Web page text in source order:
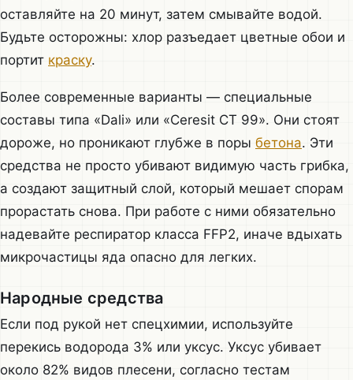
оставляйте на 20 минут, затем смывайте водой.
Будьте осторожны: хлор разъедает цветные обои и
портит краску.
Более современные варианты — специальные
составы типа «Dali» или «Ceresit CT 99». Они стоят
дороже, но проникают глубже в поры бетона. Эти
средства не просто убивают видимую часть грибка,
а создают защитный слой, который мешает спорам
прорастать снова. При работе с ними обязательно
надевайте респиратор класса FFP2, иначе вдыхать
микрочастицы яда опасно для легких.
Народные средства
Если под рукой нет спецхимии, используйте
перекись водорода 3% или уксус. Уксус убивает
около 82% видов плесени, согласно тестам